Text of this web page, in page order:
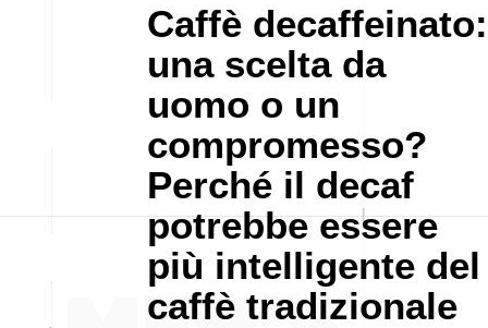
Caffè decaffeinato:
una scelta da
uomo o un
compromesso?
Perché il decaf
potrebbe essere
più intelligente del
caffè tradizionale